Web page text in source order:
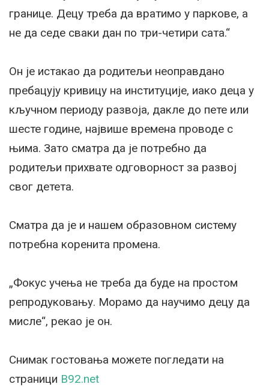
границе. Децу треба да вратимо у паркове, а
не да седе сваки дан по три-четири сата.“
Он је истакао да родитељи неоправдано
пребацују кривицу на институције, иако деца у
кључном периоду развоја, дакле до пете или
шесте године, највише времена проводе с
њима. Зато сматра да је потребно да
родитељи прихвате одговорност за развој
свог детета.
Сматра да је и нашем образовном систему
потребна коренита промена.
„Фокус учења не треба да буде на простом
репродуковању. Морамо да научимо децу да
мисле“, рекао је он.
Снимак гостовања можете погледати на
страници B92.net